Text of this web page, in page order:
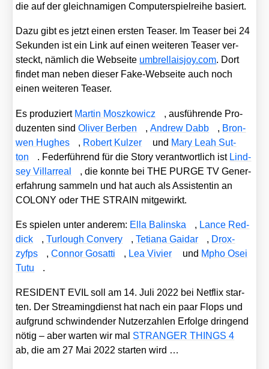
die auf der gleich­na­mi­gen Com­pu­ter­spiel­rei­he basiert.
Dazu gibt es jetzt einen ers­ten Teaser. Im Teaser bei 24
Sekun­den ist ein Link auf einen wei­te­ren Teaser ver­
steckt, näm­lich die Web­sei­te umbrel​lais​joy​.com. Dort
fin­det man neben die­ser Fake-Web­sei­te auch noch
einen wei­te­ren Teaser.
Es pro­du­ziert Mar­tin Mosz­ko­wicz
, aus­füh­ren­de Pro­
du­zen­ten sindOli­ver Ber­ben ,Andrew Dabb , Bron­
wen Hug­hes
, Robert Kul­zer und Mary Leah Sut­
ton
. Feder­füh­rend für die Sto­ry ver­ant­wort­lich ist Lind­
sey Vil­lar­re­al
, die konn­te bei THE PURGE TV Gener­
er­fah­rung sam­meln und hat auch als Assis­ten­tin an
COLONY oder THE STRAIN mit­ge­wirkt.
Es spie­len unter ande­rem: Ella Bal­ins­ka , Lan­ce Red­
dick
,Tur­lough Con­very ,Tetia­na Gai­dar , Drox­
zyfps
,Con­nor Gos­at­ti , Lea Vivier und Mpho Osei
Tutu
.
RESIDENT EVIL soll am 14. Juli 2022 bei Net­flix star­
ten. Der Strea­ming­dienst hat nach ein paar Flops und
auf­grund schwin­den­der Nut­zer­zah­len Erfol­ge drin­gend
nötig – aber war­ten wir mal STRANGER THINGS 4
ab, die am 27 Mai 2022 star­ten wird …